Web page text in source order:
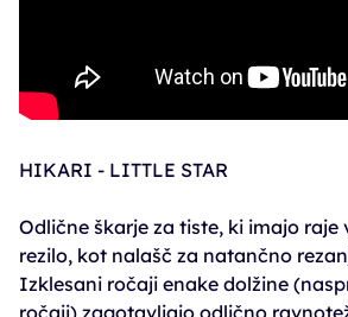
HIKARI - LITTLE STAR
Odlične škarje za tiste, ki imajo raje
rezilo, kot nalašč za natančno
Izklesani ročaji enake dolžine
ročaji) zagotavljajo odlično